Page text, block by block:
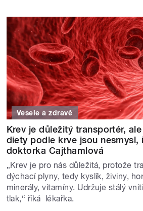
Vesele a zdravě
Krev je důležitý transportér,
diety podle krve jsou nesmysl,
doktorka Cajthamlová
„Krev je pro nás důležitá, protože
dýchací plyny, tedy kyslík, živiny,
minerály, vitamíny. Udržuje stálý
tlak,“ říká lékařka.